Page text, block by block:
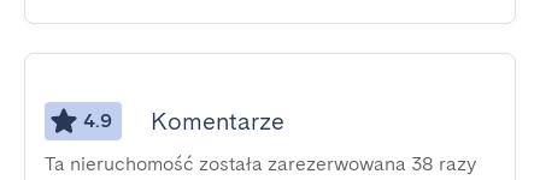
4.9 Komentarze
Ta nieruchomość została zarezerwowana 38 razy